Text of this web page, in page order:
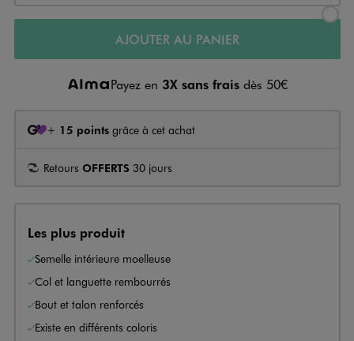
AJOUTER AU PANIER
Payez en 3X sans frais dès 50€
+ 15 points grâce à cet achat
Retours OFFERTS 30 jours
Les plus produit
Semelle intérieure moelleuse
Col et languette rembourrés
Bout et talon renforcés
Existe en différents coloris